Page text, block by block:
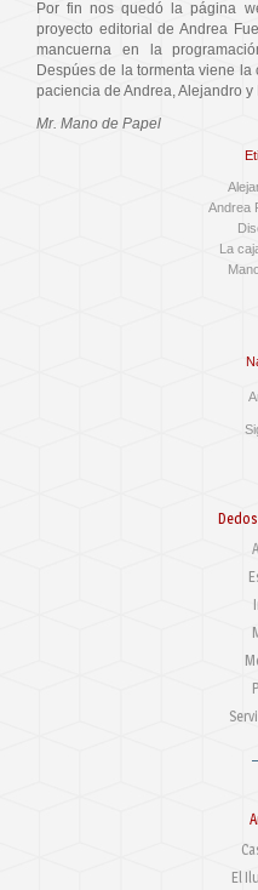
Por fin nos quedó la página
proyecto editorial de Andrea
mancuerna en la
Despúes de la tormenta viene
paciencia de Andrea, Alejandro y
Mr. Mano de Papel
Andrea
La
El